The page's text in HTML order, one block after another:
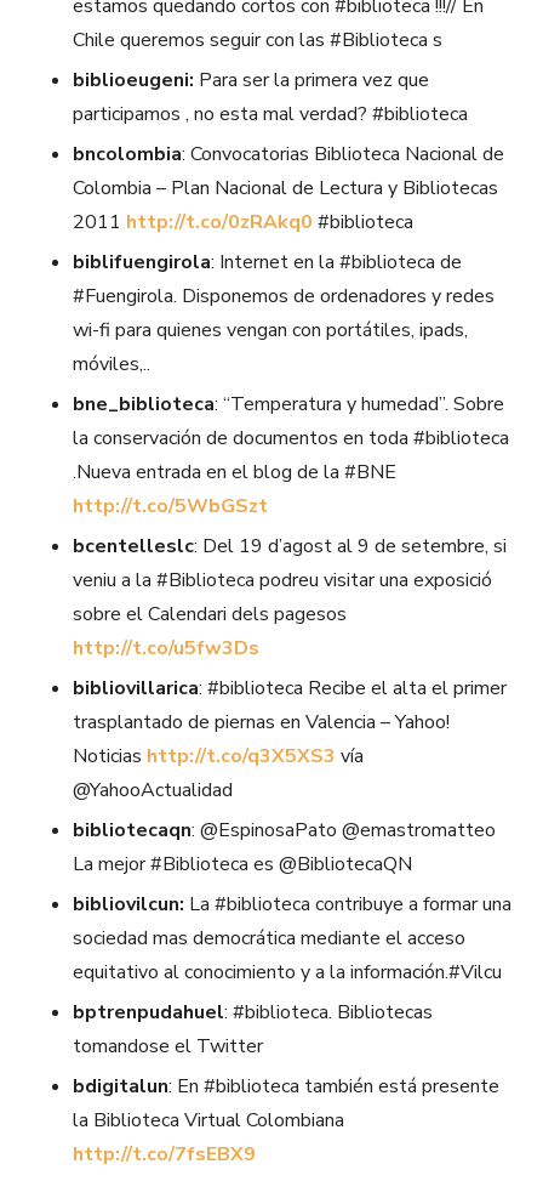
estamos quedando cortos con #biblioteca !!!// En
Chile queremos seguir con las #Biblioteca s
biblioeugeni: Para ser la primera vez que
participamos , no esta mal verdad? #biblioteca
bncolombia: Convocatorias Biblioteca Nacional de
Colombia – Plan Nacional de Lectura y Bibliotecas
2011 http://t.co/0zRAkq0 #biblioteca
biblifuengirola: Internet en la #biblioteca de
#Fuengirola. Disponemos de ordenadores y redes
wi-fi para quienes vengan con portátiles, ipads,
móviles,..
bne_biblioteca: “Temperatura y humedad”. Sobre
la conservación de documentos en toda #biblioteca
.Nueva entrada en el blog de la #BNE
http://t.co/5WbGSzt
bcentelleslc: Del 19 d’agost al 9 de setembre, si
veniu a la #Biblioteca podreu visitar una exposició
sobre el Calendari dels pagesos
http://t.co/u5fw3Ds
bibliovillarica: #biblioteca Recibe el alta el primer
trasplantado de piernas en Valencia – Yahoo!
Noticias http://t.co/q3X5XS3 vía
@YahooActualidad
bibliotecaqn: @EspinosaPato @emastromatteo
La mejor #Biblioteca es @BibliotecaQN
bibliovilcun: La #biblioteca contribuye a formar una
sociedad mas democrática mediante el acceso
equitativo al conocimiento y a la información.#Vilcu
bptrenpudahuel: #biblioteca. Bibliotecas
tomandose el Twitter
bdigitalun: En #biblioteca también está presente
la Biblioteca Virtual Colombiana
http://t.co/7fsEBX9